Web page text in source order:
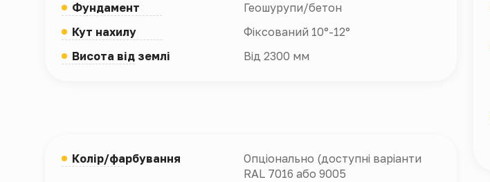
Фундамент
Геошурупи/бетон
Кут нахилу
Фіксований 10°-12°
Висота від землі
Від 2300 мм
Колір/фарбування
Опціонально (доступні варіанти
RAL 7016 або 9005